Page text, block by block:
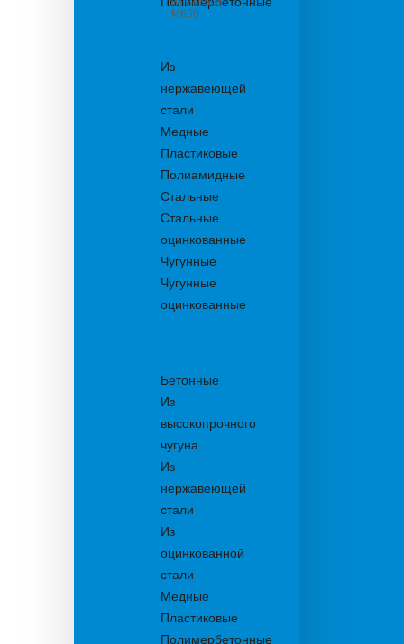
из бетона
М600
Из
нержавеющей
стали
Медные
Пластиковые
Полиамидные
Стальные
Стальные
оцинкованные
Чугунные
Чугунные
оцинкованные
Бетонные
Из
высокопрочного
чугуна
Из
нержавеющей
стали
Из
оцинкованной
стали
Медные
Пластиковые
Полимербетонные